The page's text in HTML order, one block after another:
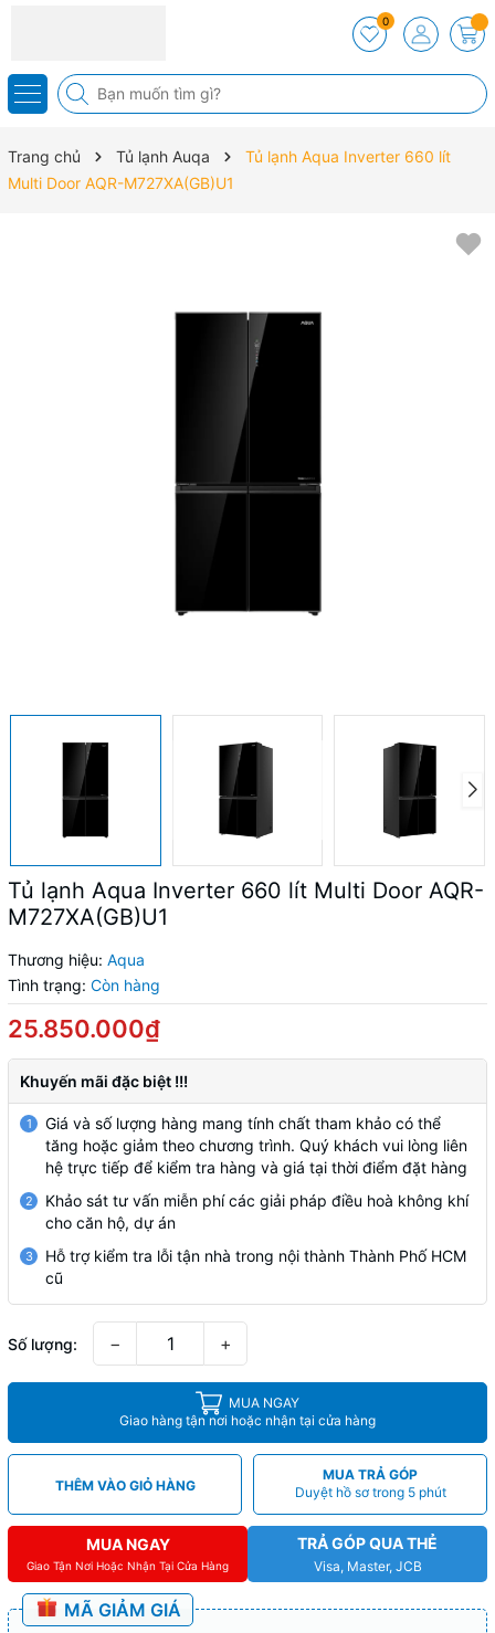
0
Trang chủ Tủ lạnh Auqa
Tủ lạnh Aqua Inverter 660 lít
Multi Door AQR-M727XA(GB)U1
Tủ lạnh Aqua Inverter 660 lít Multi Door AQR-
M727XA(GB)U1
Thương hiệu: Aqua
Tình trạng: Còn hàng
25.850.000₫
Khuyến mãi đặc biệt !!!
1
Giá và số lượng hàng mang tính chất tham khảo có thể
tăng hoặc giảm theo chương trình. Quý khách vui lòng liên
hệ trực tiếp để kiểm tra hàng và giá tại thời điểm đặt hàng
2
Khảo sát tư vấn miễn phí các giải pháp điều hoà không khí
cho căn hộ, dự án
3
Hỗ trợ kiểm tra lỗi tận nhà trong nội thành Thành Phố HCM
cũ
Số lượng: − +
MUA NGAY
Giao hàng tận nơi hoặc nhận tại cửa hàng
THÊM VÀO GIỎ HÀNG
MUA TRẢ GÓP
Duyệt hồ sơ trong 5 phút
MUA NGAY
Giao Tận Nơi Hoặc Nhận Tại Cửa Hàng
TRẢ GÓP QUA THẺ
Visa, Master, JCB
MÃ GIẢM GIÁ